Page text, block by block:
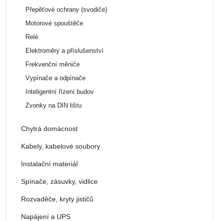
Přepěťové ochrany (svodiče)
Motorové spouštěče
Relé
Elektroměry a příslušenství
Frekvenční měniče
Vypínače a odpínače
Inteligentní řízení budov
Zvonky na DIN lištu
Chytrá domácnost
Kabely, kabelové soubory
Instalační materiál
Spínače, zásuvky, vidlice
Rozvaděče, kryty jističů
Napájení a UPS